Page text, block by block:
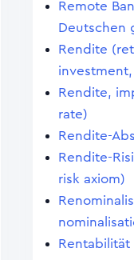
Remote
Deutschen
Rendite
investment,
Rendite,
rate)
Rendite-
Rendite-
risk axiom)